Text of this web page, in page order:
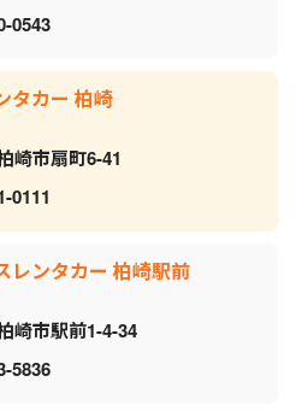
0543
タカー 柏崎
崎市扇町6-41
0111
レンタカー 柏崎駅前
崎市駅前1-4-34
5836